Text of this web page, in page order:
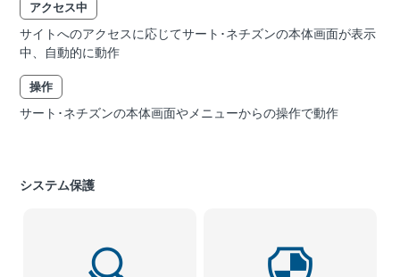
アクセス中
サイトへのアクセスに応じてサート･ネチズンの本体画面が表示
中、自動的に動作
操作
サート･ネチズンの本体画面やメニューからの操作で動作
システム保護